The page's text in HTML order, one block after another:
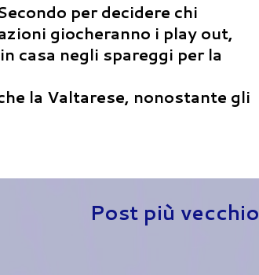
per decidere chi
giocheranno i play out,
casa negli spareggi per la
la Valtarese, nonostante gli
Post più vecchio